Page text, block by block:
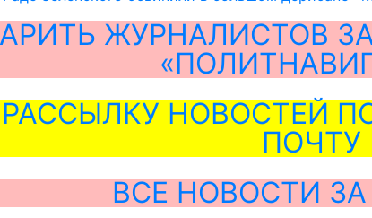
ЖУРНАЛИСТОВ
НОВОСТЕЙ
ПОЧТУ
ВСЕ НОВОСТИ